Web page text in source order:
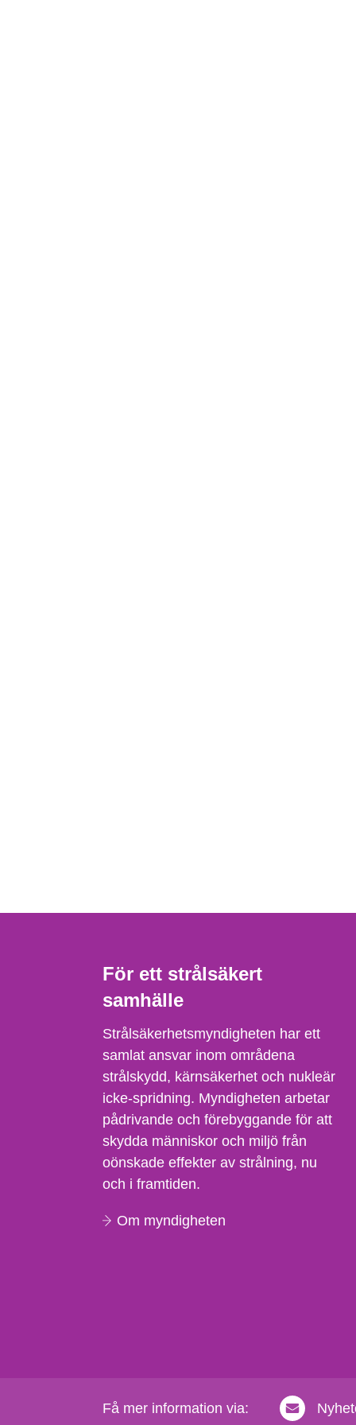
För ett strålsäkert
samhälle
Strålsäkerhetsmyndigheten har ett
samlat ansvar inom områdena
strålskydd, kärnsäkerhet och nukleär
icke-spridning. Myndigheten arbetar
pådrivande och förebyggande för att
skydda människor och miljö från
oönskade effekter av strålning, nu
och i framtiden.
Om myndigheten
Få mer information via: